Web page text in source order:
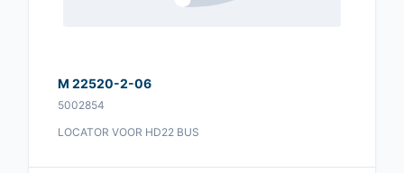
M 22520-2-06
5002854
LOCATOR VOOR HD22 BUS